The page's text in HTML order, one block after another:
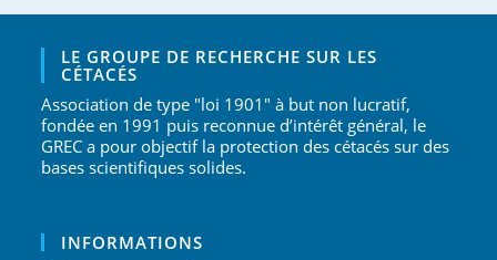
LE GROUPE DE RECHERCHE SUR LES
CÉTACÉS
Association de type "loi 1901" à but non lucratif,
fondée en 1991 puis reconnue d’intérêt général, le
GREC a pour objectif la protection des cétacés sur des
bases scientifiques solides.
INFORMATIONS